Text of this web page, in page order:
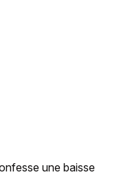
une baisse